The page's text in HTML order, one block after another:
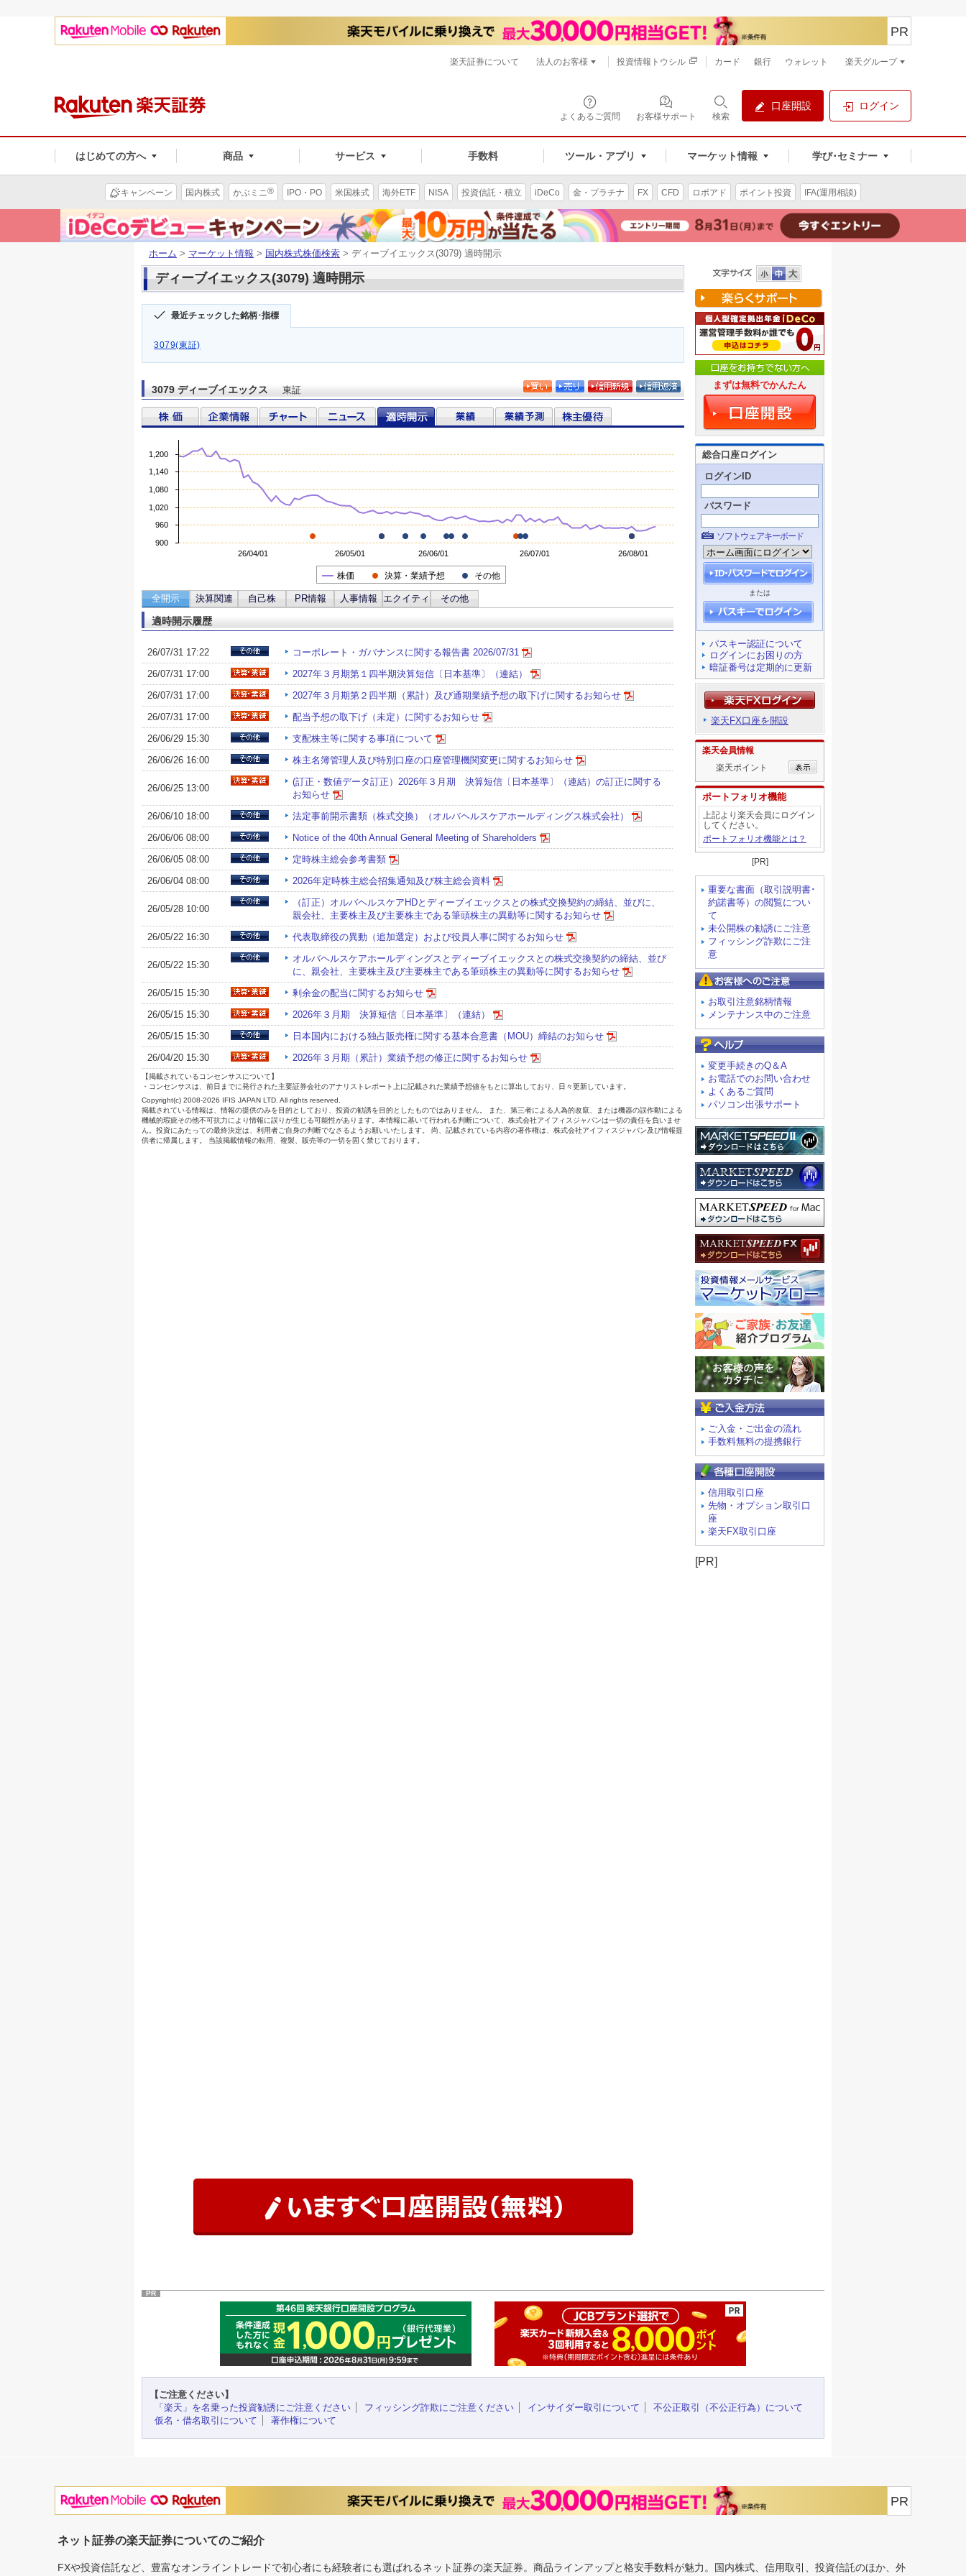
よくあるご質問 お客様サポート 検索
口座開設 ログイン
はじめての方へ 商品 サービス 手数料 ツール・アプリ マーケット情報 学び･セミナー
PR
楽天証券について 法人のお客様 投資情報トウシル カード 銀行 ウォレット 楽天グループ
キャンペーン 国内株式 かぶミニ® IPO・PO 米国株式 海外ETF NISA 投資信託・積立 iDeCo 金・プラチナ FX CFD ロボアド ポイント投資 IFA(運用相談)
ホーム > マーケット情報 > 国内株式株価検索 > ディーブイエックス(3079) 適時開示
ディーブイエックス(3079) 適時開示
最近チェックした銘柄･指標
3079(東証)
3079 ディーブイエックス 東証 まずは無料でかんたん
総合口座ログイン
ログインID
パスワード
ソフトウェアキーボード
または
パスキー認証について
ログインにお困りの方
暗証番号は定期的に更新
楽天FX口座を開設
楽天会員情報
楽天ポイント
ポートフォリオ機能
上記より楽天会員にログイン
してください。
ポートフォリオ機能とは？
[PR]
重要な書面（取引説明書･
約諾書等）の閲覧につい
て
未公開株の勧誘にご注意
フィッシング詐欺にご注
意
お取引注意銘柄情報
メンテナンス中のご注意
変更手続きのQ＆A
お電話でのお問い合わせ
よくあるご質問
パソコン出張サポート
ご入金・ご出金の流れ
手数料無料の提携銀行
信用取引口座
先物・オプション取引口
座
楽天FX取引口座
[PR]
PR
【ご注意ください】
「楽天」を名乗った投資勧誘にご注意ください
フィッシング詐欺にご注意ください インサイダー取引について
不公正取引（不公正行為）について
仮名・借名取引について
著作権について
PR
ネット証券の楽天証券についてのご紹介
FXや投資信託など、豊富なオンライントレードで初心者にも経験者にも選ばれるネット証券の楽天証券。商品ラインアップと格安手数料が魅力。国内株式、信用取引、投資信託のほか、外